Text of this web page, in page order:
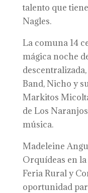
talento que
Nagles.
La comuna 14
mágica noche
Band, Nicho y
Markitos
de Los
música.
Madeleine
Orquídeas en
Feria Rural y
oportunidad